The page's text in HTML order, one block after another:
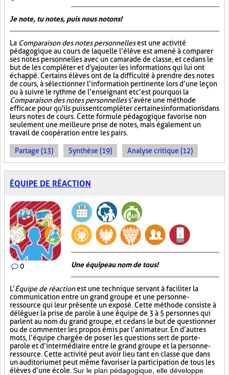
Je note, tu notes, puis nous notons!
La Comparaison des notes personnellesest une activité
pédagogique au cours de laquelle l’élève est amené à comparer
ses notes personnelles avec un camarade de classe, et ce dans le
but de les compléter et d'y ajouter les informations qui lui ont
échappé. Certains élèves ont de la difficulté à prendre des notes
de cours, à sélectionner l’information pertinente lors d’une leçon
ou à suivre le rythme de l’enseignant et c’est pourquoi la
Comparaison des notes personnelless’avère une méthode
efficace pour qu'ils puissent compléter certaines informations dans
leurs notes de cours. Cette formule pédagogique favorise non
seulement une meilleure prise de notes, mais également un
travail de coopération entre les pairs.
Partage (13) Synthèse (19) Analyse critique (12)
ÉQUIPE DE RÉACTION
0 Une équipe au nom de tous!
L’Équipe de réactionest une technique servant à faciliter la
communication entre un grand groupe et une personne-
ressource qui leur présente un exposé. Cette méthode consiste à
déléguer la prise de parole à une équipe de 3 à 5 personnes qui
parlent au nom du grand groupe, et ce dans le but de questionner
ou de commenter les propos émis par l’animateur. En d’autres
mots, l’équipe chargée de poser les questions sert de porte-
parole et d’intermédiaire entre le grand groupe et la personne-
ressource. Cette activité peut avoir lieu tant en classe que dans
un auditorium et peut même favoriser la participation de tous les
élèves d’une école. Sur le plan pédagogique, elle développe